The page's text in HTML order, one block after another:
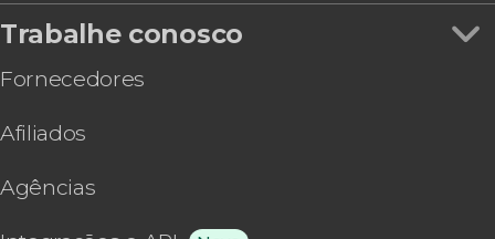
Trabalhe conosco
Fornecedores
Afiliados
Agências